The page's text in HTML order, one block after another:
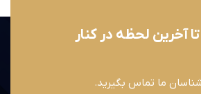
تا آخرین لحظه در کنار
ما تماس بگیرید.